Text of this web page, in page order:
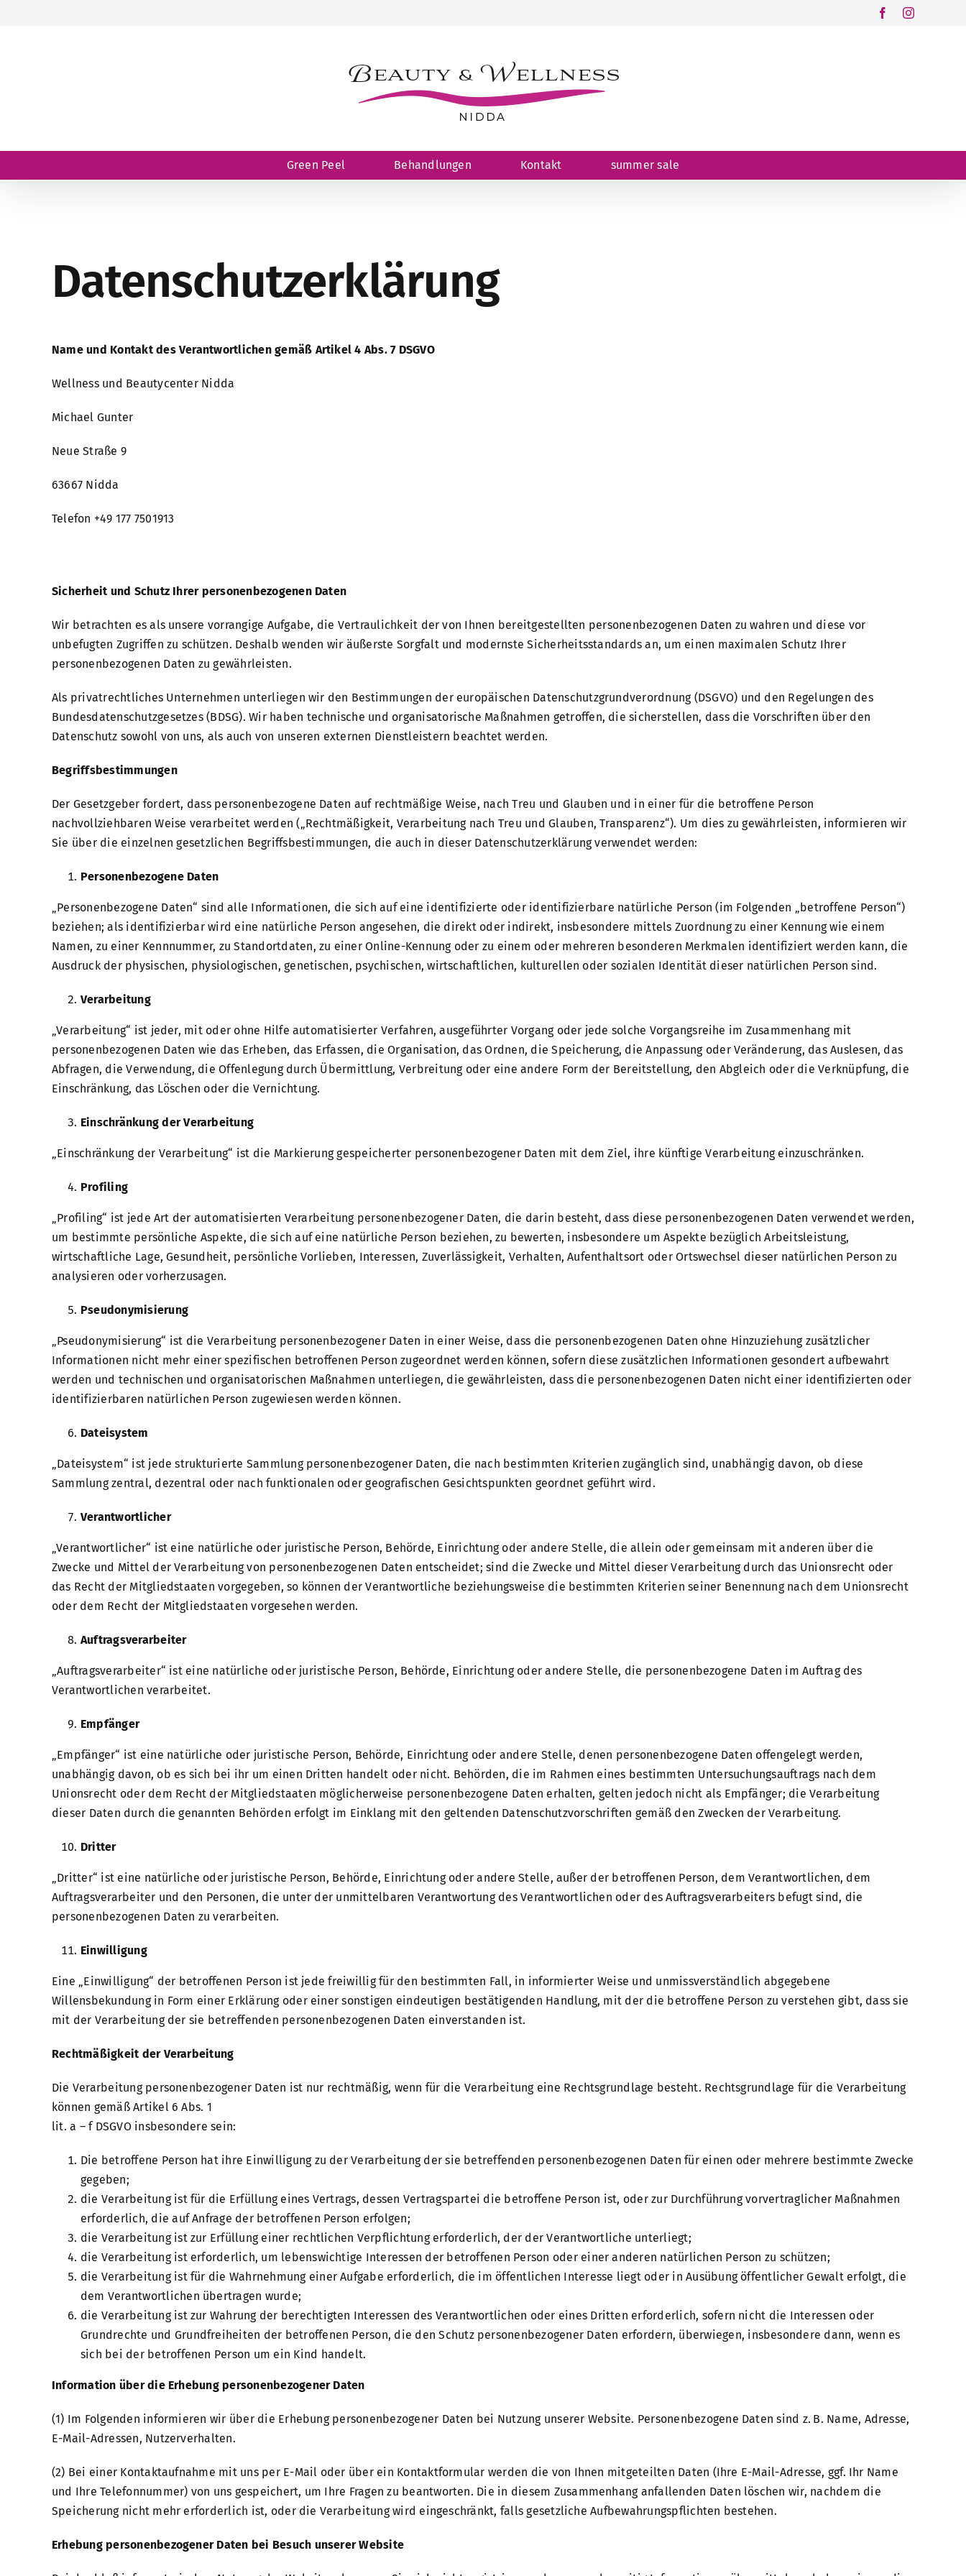
FacebookInstagram
Green Peel Behandlungen Kontakt summer sale
Datenschutzerklärung
Name und Kontakt des Verantwortlichen gemäß Artikel 4 Abs. 7 DSGVO
Wellness und Beautycenter Nidda
Michael Gunter
Neue Straße 9
63667 Nidda
Telefon +49 177 7501913
Sicherheit und Schutz Ihrer personenbezogenen Daten
Wir betrachten es als unsere vorrangige Aufgabe, die Vertraulichkeit der von Ihnen bereitgestellten personenbezogenen Daten zu wahren und diese vor
unbefugten Zugriffen zu schützen. Deshalb wenden wir äußerste Sorgfalt und modernste Sicherheitsstandards an, um einen maximalen Schutz Ihrer
personenbezogenen Daten zu gewährleisten.
Als privatrechtliches Unternehmen unterliegen wir den Bestimmungen der europäischen Datenschutzgrundverordnung (DSGVO) und den Regelungen des
Bundesdatenschutzgesetzes (BDSG). Wir haben technische und organisatorische Maßnahmen getroffen, die sicherstellen, dass die Vorschriften über den
Datenschutz sowohl von uns, als auch von unseren externen Dienstleistern beachtet werden.
Begriffsbestimmungen
Der Gesetzgeber fordert, dass personenbezogene Daten auf rechtmäßige Weise, nach Treu und Glauben und in einer für die betroffene Person
nachvollziehbaren Weise verarbeitet werden („Rechtmäßigkeit, Verarbeitung nach Treu und Glauben, Transparenz“). Um dies zu gewährleisten, informieren wir
Sie über die einzelnen gesetzlichen Begriffsbestimmungen, die auch in dieser Datenschutzerklärung verwendet werden:
Personenbezogene Daten
„Personenbezogene Daten“ sind alle Informationen, die sich auf eine identifizierte oder identifizierbare natürliche Person (im Folgenden „betroffene Person“)
beziehen; als identifizierbar wird eine natürliche Person angesehen, die direkt oder indirekt, insbesondere mittels Zuordnung zu einer Kennung wie einem
Namen, zu einer Kennnummer, zu Standortdaten, zu einer Online-Kennung oder zu einem oder mehreren besonderen Merkmalen identifiziert werden kann, die
Ausdruck der physischen, physiologischen, genetischen, psychischen, wirtschaftlichen, kulturellen oder sozialen Identität dieser natürlichen Person sind.
Verarbeitung
„Verarbeitung“ ist jeder, mit oder ohne Hilfe automatisierter Verfahren, ausgeführter Vorgang oder jede solche Vorgangsreihe im Zusammenhang mit
personenbezogenen Daten wie das Erheben, das Erfassen, die Organisation, das Ordnen, die Speicherung, die Anpassung oder Veränderung, das Auslesen, das
Abfragen, die Verwendung, die Offenlegung durch Übermittlung, Verbreitung oder eine andere Form der Bereitstellung, den Abgleich oder die Verknüpfung, die
Einschränkung, das Löschen oder die Vernichtung.
Einschränkung der Verarbeitung
„Einschränkung der Verarbeitung“ ist die Markierung gespeicherter personenbezogener Daten mit dem Ziel, ihre künftige Verarbeitung einzuschränken.
Profiling
„Profiling“ ist jede Art der automatisierten Verarbeitung personenbezogener Daten, die darin besteht, dass diese personenbezogenen Daten verwendet werden,
um bestimmte persönliche Aspekte, die sich auf eine natürliche Person beziehen, zu bewerten, insbesondere um Aspekte bezüglich Arbeitsleistung,
wirtschaftliche Lage, Gesundheit, persönliche Vorlieben, Interessen, Zuverlässigkeit, Verhalten, Aufenthaltsort oder Ortswechsel dieser natürlichen Person zu
analysieren oder vorherzusagen.
Pseudonymisierung
„Pseudonymisierung“ ist die Verarbeitung personenbezogener Daten in einer Weise, dass die personenbezogenen Daten ohne Hinzuziehung zusätzlicher
Informationen nicht mehr einer spezifischen betroffenen Person zugeordnet werden können, sofern diese zusätzlichen Informationen gesondert aufbewahrt
werden und technischen und organisatorischen Maßnahmen unterliegen, die gewährleisten, dass die personenbezogenen Daten nicht einer identifizierten oder
identifizierbaren natürlichen Person zugewiesen werden können.
Dateisystem
„Dateisystem“ ist jede strukturierte Sammlung personenbezogener Daten, die nach bestimmten Kriterien zugänglich sind, unabhängig davon, ob diese
Sammlung zentral, dezentral oder nach funktionalen oder geografischen Gesichtspunkten geordnet geführt wird.
Verantwortlicher
„Verantwortlicher“ ist eine natürliche oder juristische Person, Behörde, Einrichtung oder andere Stelle, die allein oder gemeinsam mit anderen über die
Zwecke und Mittel der Verarbeitung von personenbezogenen Daten entscheidet; sind die Zwecke und Mittel dieser Verarbeitung durch das Unionsrecht oder
das Recht der Mitgliedstaaten vorgegeben, so können der Verantwortliche beziehungsweise die bestimmten Kriterien seiner Benennung nach dem Unionsrecht
oder dem Recht der Mitgliedstaaten vorgesehen werden.
Auftragsverarbeiter
„Auftragsverarbeiter“ ist eine natürliche oder juristische Person, Behörde, Einrichtung oder andere Stelle, die personenbezogene Daten im Auftrag des
Verantwortlichen verarbeitet.
Empfänger
„Empfänger“ ist eine natürliche oder juristische Person, Behörde, Einrichtung oder andere Stelle, denen personenbezogene Daten offengelegt werden,
unabhängig davon, ob es sich bei ihr um einen Dritten handelt oder nicht. Behörden, die im Rahmen eines bestimmten Untersuchungsauftrags nach dem
Unionsrecht oder dem Recht der Mitgliedstaaten möglicherweise personenbezogene Daten erhalten, gelten jedoch nicht als Empfänger; die Verarbeitung
dieser Daten durch die genannten Behörden erfolgt im Einklang mit den geltenden Datenschutzvorschriften gemäß den Zwecken der Verarbeitung.
Dritter
„Dritter“ ist eine natürliche oder juristische Person, Behörde, Einrichtung oder andere Stelle, außer der betroffenen Person, dem Verantwortlichen, dem
Auftragsverarbeiter und den Personen, die unter der unmittelbaren Verantwortung des Verantwortlichen oder des Auftragsverarbeiters befugt sind, die
personenbezogenen Daten zu verarbeiten.
Einwilligung
Eine „Einwilligung“ der betroffenen Person ist jede freiwillig für den bestimmten Fall, in informierter Weise und unmissverständlich abgegebene
Willensbekundung in Form einer Erklärung oder einer sonstigen eindeutigen bestätigenden Handlung, mit der die betroffene Person zu verstehen gibt, dass sie
mit der Verarbeitung der sie betreffenden personenbezogenen Daten einverstanden ist.
Rechtmäßigkeit der Verarbeitung
Die Verarbeitung personenbezogener Daten ist nur rechtmäßig, wenn für die Verarbeitung eine Rechtsgrundlage besteht. Rechtsgrundlage für die Verarbeitung
können gemäß Artikel 6 Abs. 1
lit. a – f DSGVO insbesondere sein:
Die betroffene Person hat ihre Einwilligung zu der Verarbeitung der sie betreffenden personenbezogenen Daten für einen oder mehrere bestimmte Zwecke
gegeben;
die Verarbeitung ist für die Erfüllung eines Vertrags, dessen Vertragspartei die betroffene Person ist, oder zur Durchführung vorvertraglicher Maßnahmen
erforderlich, die auf Anfrage der betroffenen Person erfolgen;
die Verarbeitung ist zur Erfüllung einer rechtlichen Verpflichtung erforderlich, der der Verantwortliche unterliegt;
die Verarbeitung ist erforderlich, um lebenswichtige Interessen der betroffenen Person oder einer anderen natürlichen Person zu schützen;
die Verarbeitung ist für die Wahrnehmung einer Aufgabe erforderlich, die im öffentlichen Interesse liegt oder in Ausübung öffentlicher Gewalt erfolgt, die
dem Verantwortlichen übertragen wurde;
die Verarbeitung ist zur Wahrung der berechtigten Interessen des Verantwortlichen oder eines Dritten erforderlich, sofern nicht die Interessen oder
Grundrechte und Grundfreiheiten der betroffenen Person, die den Schutz personenbezogener Daten erfordern, überwiegen, insbesondere dann, wenn es
sich bei der betroffenen Person um ein Kind handelt.
Information über die Erhebung personenbezogener Daten
(1) Im Folgenden informieren wir über die Erhebung personenbezogener Daten bei Nutzung unserer Website. Personenbezogene Daten sind z. B. Name, Adresse,
E-Mail-Adressen, Nutzerverhalten.
(2) Bei einer Kontaktaufnahme mit uns per E-Mail oder über ein Kontaktformular werden die von Ihnen mitgeteilten Daten (Ihre E-Mail-Adresse, ggf. Ihr Name
und Ihre Telefonnummer) von uns gespeichert, um Ihre Fragen zu beantworten. Die in diesem Zusammenhang anfallenden Daten löschen wir, nachdem die
Speicherung nicht mehr erforderlich ist, oder die Verarbeitung wird eingeschränkt, falls gesetzliche Aufbewahrungspflichten bestehen.
Erhebung personenbezogener Daten bei Besuch unserer Website